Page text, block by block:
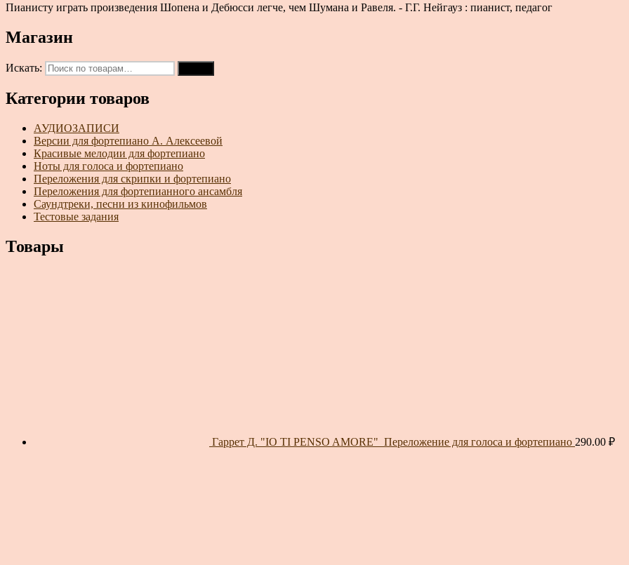
Пианисту играть произведения Шопена и Дебюсси легче, чем Шумана и Равеля. - Г.Г. Нейгауз : пианист, педагог
Магазин
Искать:
Категории товаров
АУДИОЗАПИСИ
Версии для фортепиано А. Алексеевой
Красивые мелодии для фортепиано
Ноты для голоса и фортепиано
Переложения для скрипки и фортепиано
Переложения для фортепианного ансамбля
Саундтреки, песни из кинофильмов
Тестовые задания
Товары
Гаррет Д. "IO TI PENSO AMORE"_Переложение для голоса и фортепиано 290.00 ₽